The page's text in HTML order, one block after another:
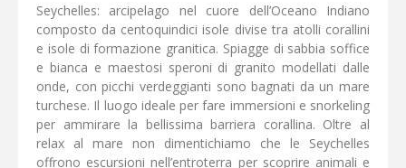
Seychelles: arcipelago nel cuore dell’Oceano Indiano
composto da centoquindici isole divise tra atolli corallini
e isole di formazione granitica. Spiagge di sabbia soffice
e bianca e maestosi speroni di granito modellati dalle
onde, con picchi verdeggianti sono bagnati da un mare
turchese. Il luogo ideale per fare immersioni e snorkeling
per ammirare la bellissima barriera corallina. Oltre al
relax al mare non dimentichiamo che le Seychelles
offrono escursioni nell’entroterra per scoprire animali e